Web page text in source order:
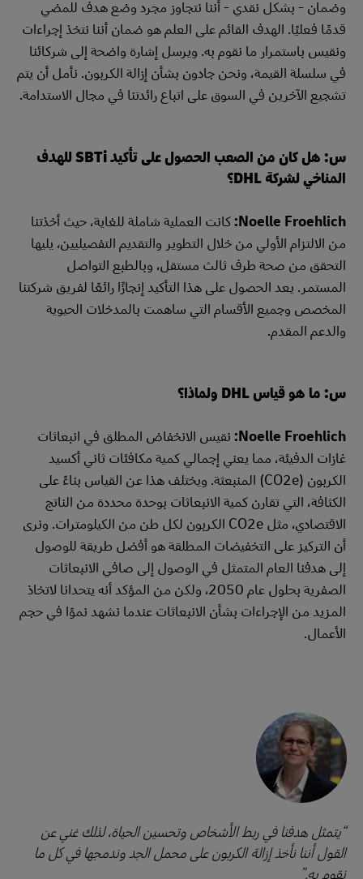
وضمان - بشكل نقدي - أننا نتجاوز مجرد وضع هدف للمضي
قدمًا فعليًا. الهدف القائم على العلم هو ضمان أننا نتخذ إجراءات
ونقيس باستمرار ما نقوم به. ويرسل إشارة واضحة إلى شركائنا
في سلسلة القيمة، ونحن جادون بشأن إزالة الكربون. نأمل أن يتم
تشجيع الآخرين في السوق على اتباع رائدتنا في مجال الاستدامة.
س: هل كان من الصعب الحصول على تأكيد SBTi للهدف
المناخي لشركة DHL؟
Noelle Froehlich: كانت العملية شاملة للغاية، حيث أخذتنا
من الالتزام الأولي من خلال التطوير والتقديم التفصيليين، يليها
التحقق من صحة طرف ثالث مستقل، وبالطبع التواصل
المستمر. يعد الحصول على هذا التأكيد إنجازًا رائعًا لفريق شركتنا
المخصص وجميع الأقسام التي ساهمت بالمدخلات الحيوية
والدعم المقدم.
س: ما هو قياس DHL ولماذا؟
Noelle Froehlich: نقيس الانخفاض المطلق في انبعاثات
غازات الدفيئة، مما يعني إجمالي كمية مكافئات ثاني أكسيد
الكربون (CO2e) المنبعثة. ويختلف هذا عن القياس بناءً على
الكثافة، التي تقارن كمية الانبعاثات بوحدة محددة من الناتج
الاقتصادي، مثل CO2e الكربون لكل طن من الكيلومترات. ونرى
أن التركيز على التخفيضات المطلقة هو أفضل طريقة للوصول
إلى هدفنا العام المتمثل في الوصول إلى صافي الانبعاثات
الصفرية بحلول عام 2050، ولكن من المؤكد أنه يتحدانا لاتخاذ
المزيد من الإجراءات بشأن الانبعاثات عندما نشهد نموًا في حجم
الأعمال.
يتمثل هدفنا في ربط الأشخاص وتحسين الحياة، لذلك غني عن
القول أننا نأخذ إزالة الكربون على محمل الجد وندمجها في كل ما
نقوم به.